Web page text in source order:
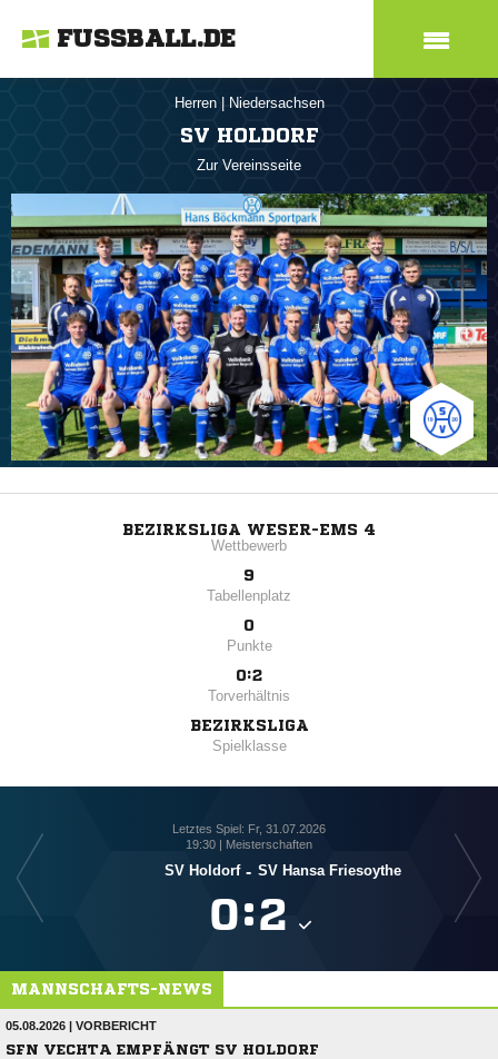
FUSSBALL.DE
Herren Niedersachsen
SV HOLDORF
Zur Vereinsseite
BEZIRKSLIGA WESER-EMS 4
Wettbewerb
9
Tabellenplatz
0
Punkte
0:2
Torverhältnis
BEZIRKSLIGA
Spielklasse
Letztes Spiel: Fr, 31.07.2026
19:30 | Meisterschaften
SV Holdorf - SV Hansa Friesoythe
:
MANNSCHAFTS-NEWS
05.08.2026 | VORBERICHT
SFN VECHTA EMPFÄNGT SV HOLDORF